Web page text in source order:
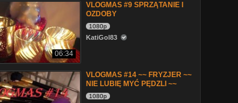
06:34
VLOGMAS #9 SPRZĄTANIE I
OZDOBY
1080p
KatiGol83
VLOGMAS #14 ~~ FRYZJER ~~
NIE LUBIĘ MYĆ PĘDZLI ~~
1080p